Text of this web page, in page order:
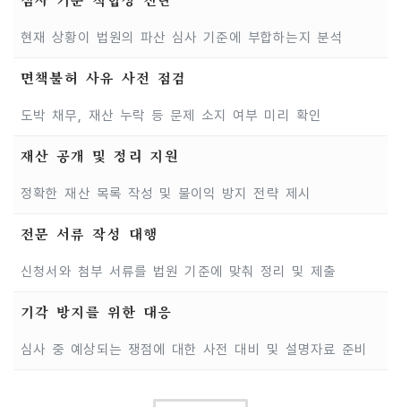
현재 상황이 법원의 파산 심사 기준에 부합하는지 분석
면책불허 사유 사전 점검
도박 채무, 재산 누락 등 문제 소지 여부 미리 확인
재산 공개 및 정리 지원
정확한 재산 목록 작성 및 불이익 방지 전략 제시
전문 서류 작성 대행
신청서와 첨부 서류를 법원 기준에 맞춰 정리 및 제출
기각 방지를 위한 대응
심사 중 예상되는 쟁점에 대한 사전 대비 및 설명자료 준비